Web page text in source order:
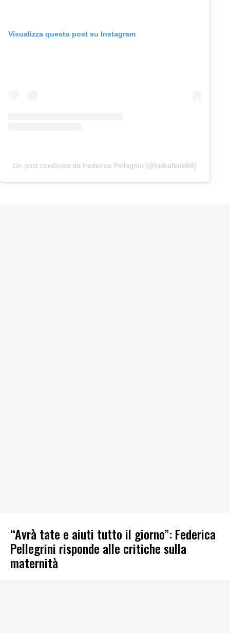
Visualizza questo post su Instagram
Un post condiviso da Federica Pellegrini (@kikkafede88)
“Avrà tate e aiuti tutto il giorno”: Federica
Pellegrini risponde alle critiche sulla
maternità